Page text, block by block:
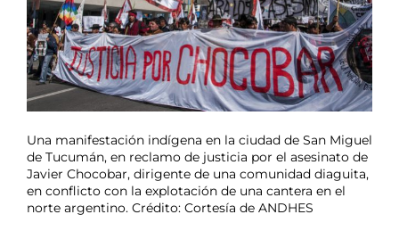
Una manifestación indígena en la ciudad de San Miguel
de Tucumán, en reclamo de justicia por el asesinato de
Javier Chocobar, dirigente de una comunidad diaguita,
en conflicto con la explotación de una cantera en el
norte argentino. Crédito: Cortesía de ANDHES